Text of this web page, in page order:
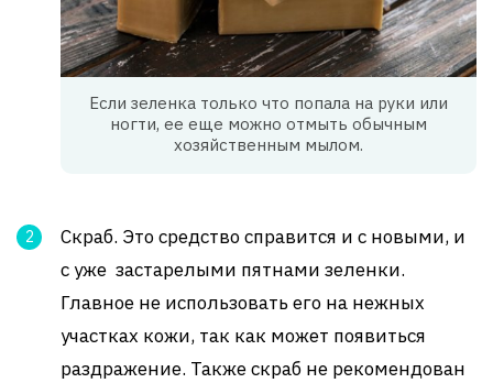
Если зеленка только что попала на руки или
ногти, ее еще можно отмыть обычным
хозяйственным мылом.
Скраб. Это средство справится и с новыми, и
с уже застарелыми пятнами зеленки.
Главное не использовать его на нежных
участках кожи, так как может появиться
раздражение. Также скраб не рекомендован